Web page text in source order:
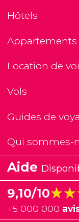
Hôtels
Appartements
Location de
Vols
Guides de
Qui sommes-
Aide
9,10/10
+5 000 000